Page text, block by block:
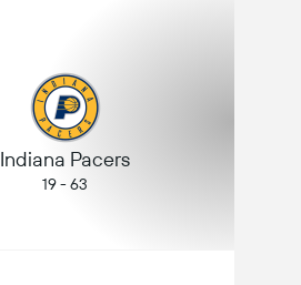
Indiana Pacers
19 - 63